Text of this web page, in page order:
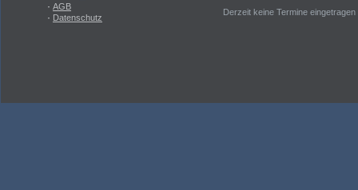
· AGB
· Datenschutz
Derzeit keine Termine eingetragen